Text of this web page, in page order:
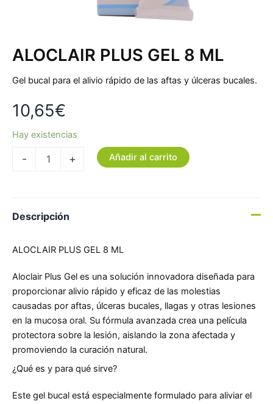
ALOCLAIR PLUS GEL 8 ML
Gel bucal para el alivio rápido de las aftas y úlceras bucales.
10,65€
Hay existencias
- + Añadir al carrito
Descripción
ALOCLAIR PLUS GEL 8 ML
Aloclair Plus Gel es una solución innovadora diseñada para
proporcionar alivio rápido y eficaz de las molestias
causadas por aftas, úlceras bucales, llagas y otras lesiones
en la mucosa oral. Su fórmula avanzada crea una película
protectora sobre la lesión, aislando la zona afectada y
promoviendo la curación natural.
¿Qué es y para qué sirve?
Este gel bucal está especialmente formulado para aliviar el